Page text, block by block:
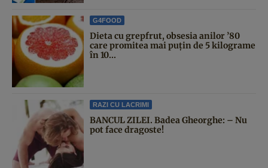
G4FOOD
Dieta cu grepfrut, obsesia anilor ’80
care promitea mai puțin de 5 kilograme
în 10...
RAZI CU LACRIMI
BANCUL ZILEI. Badea Gheorghe: – Nu
pot face dragoste!